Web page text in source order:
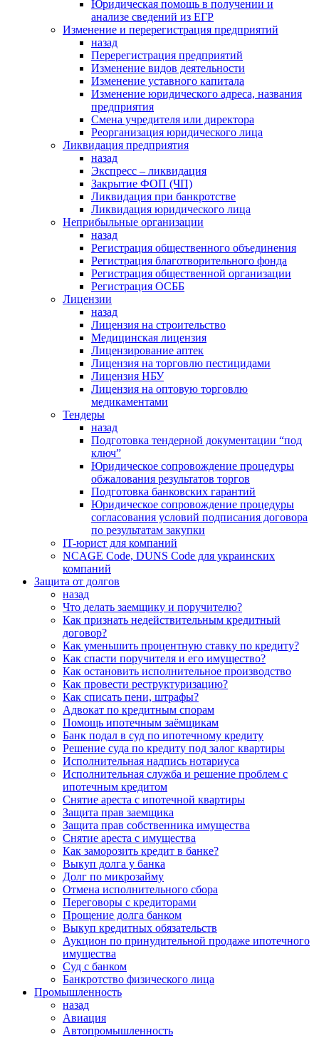
Юридическая помощь в получении и
анализе сведений из ЕГР
Изменение и перерегистрация предприятий
назад
Перерегистрация предприятий
Изменение видов деятельности
Изменение уставного капитала
Изменение юридического адреса, названия
предприятия
Смена учредителя или директора
Реорганизация юридического лица
Ликвидация предприятия
назад
Экспресс – ликвидация
Закрытие ФОП (ЧП)
Ликвидация при банкротстве
Ликвидация юридического лица
Неприбыльные организации
назад
Регистрация общественного объединения
Регистрация благотворительного фонда
Регистрация общественной организации
Регистрация ОСББ
Лицензии
назад
Лицензия на строительство
Медицинская лицензия
Лицензирование аптек
Лицензия на торговлю пестицидами
Лицензия НБУ
Лицензия на оптовую торговлю
медикаментами
Тендеры
назад
Подготовка тендерной документации “под
ключ”
Юридическое сопровождение процедуры
обжалования результатов торгов
Подготовка банковских гарантий
Юридическое сопровождение процедуры
согласования условий подписания договора
по результатам закупки
IT-юрист для компаний
NCAGE Code, DUNS Code для украинских
компаний
Защита от долгов
назад
Что делать заемщику и поручителю?
Как признать недействительным кредитный
договор?
Как уменьшить процентную ставку по кредиту?
Как спасти поручителя и его имущество?
Как остановить исполнительное производство
Как провести реструктуризацию?
Как списать пени, штрафы?
Адвокат по кредитным спорам
Помощь ипотечным заёмщикам
Банк подал в суд по ипотечному кредиту
Решение суда по кредиту под залог квартиры
Исполнительная надпись нотариуса
Исполнительная служба и решение проблем с
ипотечным кредитом
Снятие ареста с ипотечной квартиры
Защита прав заемщика
Защита прав собственника имущества
Снятие ареста с имущества
Как заморозить кредит в банке?
Выкуп долга у банка
Долг по микрозайму
Отмена исполнительного сбора
Переговоры с кредиторами
Прощение долга банком
Выкуп кредитных обязательств
Аукцион по принудительной продаже ипотечного
имущества
Суд с банком
Банкротство физического лица
Промышленность
назад
Авиация
Автопромышленность